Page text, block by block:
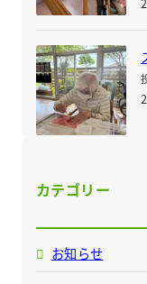
カテゴリー
お知らせ